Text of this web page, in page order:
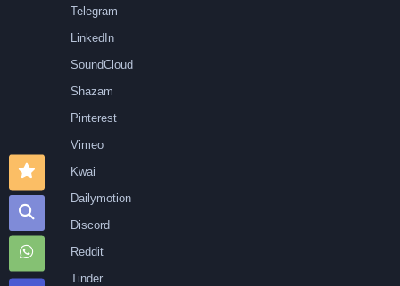
Telegram
LinkedIn
SoundCloud
Shazam
Pinterest
Vimeo
Kwai
Dailymotion
Discord
Reddit
Tinder